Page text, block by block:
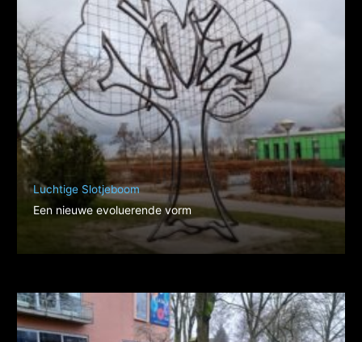
Luchtige Slotjeboom
Een nieuwe evoluerende vorm